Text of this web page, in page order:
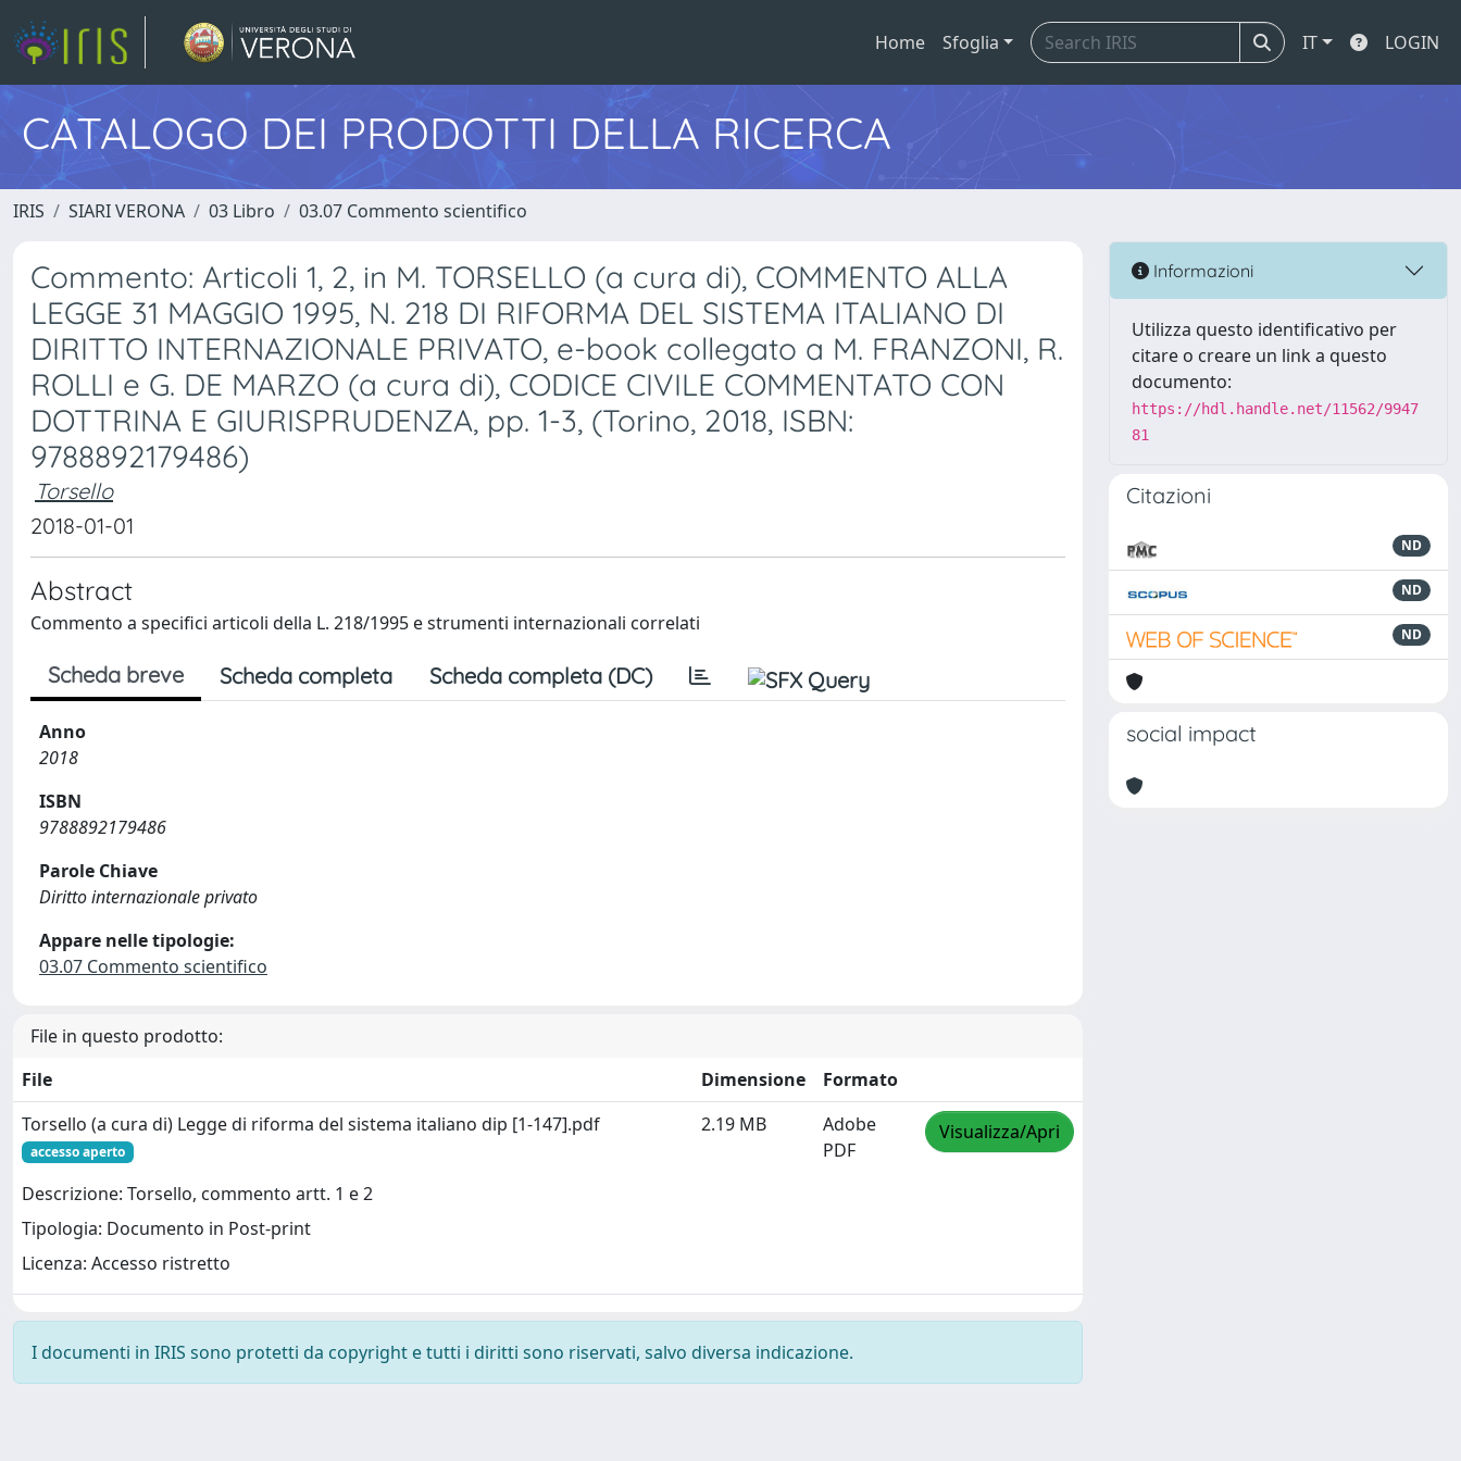
Home Sfoglia IT LOGIN
CATALOGO DEI PRODOTTI DELLA RICERCA
IRIS SIARI VERONA 03 Libro 03.07 Commento scientifico
Commento: Articoli 1, 2, in M. TORSELLO (a cura di), COMMENTO ALLA
LEGGE 31 MAGGIO 1995, N. 218 DI RIFORMA DEL SISTEMA ITALIANO DI
DIRITTO INTERNAZIONALE PRIVATO, e-book collegato a M. FRANZONI, R.
ROLLI e G. DE MARZO (a cura di), CODICE CIVILE COMMENTATO CON
DOTTRINA E GIURISPRUDENZA, pp. 1-3, (Torino, 2018, ISBN:
9788892179486)
Torsello
2018-01-01
Abstract
Commento a specifici articoli della L. 218/1995 e strumenti internazionali correlati
Scheda breve Scheda completa Scheda completa (DC)
Anno
2018
ISBN
9788892179486
Parole Chiave
Diritto internazionale privato
Appare nelle tipologie:
03.07 Commento scientifico
File in questo prodotto:
File
Dimensione
Formato
Torsello (a cura di) Legge di riforma del sistema italiano dip [1-147].pdf
accesso aperto
Descrizione: Torsello, commento artt. 1 e 2
Tipologia: Documento in Post-print
Licenza: Accesso ristretto
2.19 MB
Adobe
PDF
Visualizza/Apri
I documenti in IRIS sono protetti da copyright e tutti i diritti sono riservati, salvo diversa indicazione.
Informazioni
Utilizza questo identificativo per
citare o creare un link a questo
documento:
https://hdl.handle.net/11562/9947
81
Citazioni
ND
ND
ND
social impact